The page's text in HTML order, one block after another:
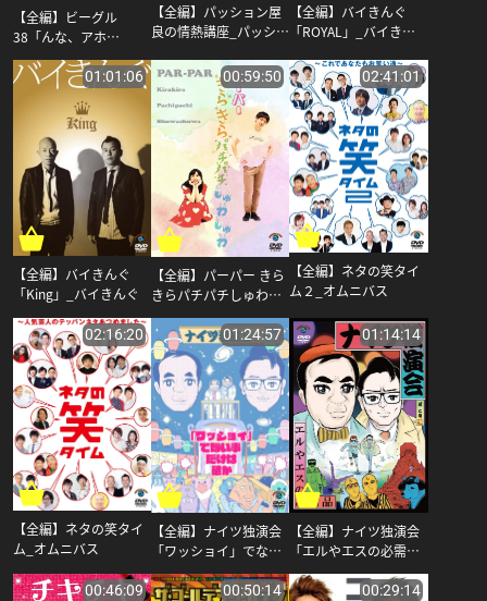
【全編】ビーグル
38「んな、アホ
な・・・」_ハリウッド
ザコシショウ
【全編】パッション屋
良の情熱講座_パッショ
【全編】バイきんぐ
「ROYAL」_バイきん
01:01:06
【全編】バイきんぐ
「King」_バイきんぐ
00:59:50
【全編】パーパー きら
きらパチパチしゅわし
ゅわ_パーパー
02:41:01
【全編】ネタの笑タイ
ム２_オムニバス
02:16:20
【全編】ネタの笑タイ
ム_オムニバス
01:24:57
【全編】ナイツ独演会
「ワッショイ」でない
事だけは確か_ナイツ
01:14:14
【全編】ナイツ独演会
「エルやエスの必需
品」_ナイツ
00:46:09 00:50:14 00:29:14